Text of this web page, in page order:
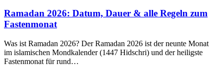
Ramadan 2026: Datum, Dauer & alle Regeln zum
Fastenmonat
Was ist Ramadan 2026? Der Ramadan 2026 ist der neunte Monat
im islamischen Mondkalender (1447 Hidschri) und der heiligste
Fastenmonat für rund…